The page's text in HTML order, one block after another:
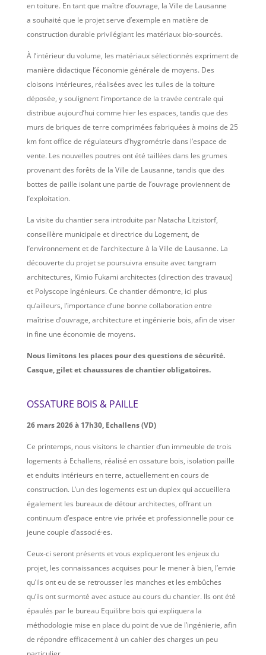
en toiture. En tant que maître d’ouvrage, la Ville de Lausanne
a souhaité que le projet serve d’exemple en matière de
construction durable privilégiant les matériaux bio-sourcés.
À l’intérieur du volume, les matériaux sélectionnés expriment de
manière didactique l’économie générale de moyens. Des
cloisons intérieures, réalisées avec les tuiles de la toiture
déposée, y soulignent l’importance de la travée centrale qui
distribue aujourd’hui comme hier les espaces, tandis que des
murs de briques de terre comprimées fabriquées à moins de 25
km font office de régulateurs d’hygrométrie dans l’espace de
vente. Les nouvelles poutres ont été taillées dans les grumes
provenant des forêts de la Ville de Lausanne, tandis que des
bottes de paille isolant une partie de l’ouvrage proviennent de
l’exploitation.
La visite du chantier sera introduite par Natacha Litzistorf,
conseillère municipale et directrice du Logement, de
l’environnement et de l’architecture à la Ville de Lausanne. La
découverte du projet se poursuivra ensuite avec tangram
architectures, Kimio Fukami architectes (direction des travaux)
et Polyscope Ingénieurs. Ce chantier démontre, ici plus
qu’ailleurs, l’importance d’une bonne collaborationentre
maîtrise d’ouvrage, architecture et ingénierie bois, afin de viser
in fine une économie de moyens.
Nous limitons les places pour des questions de sécurité.
Casque, gilet et chaussures de chantier obligatoires.
OSSATURE BOIS & PAILLE
26 mars 2026 à 17h30, Echallens (VD)
Ce printemps, nous visitons le chantier d’un immeuble de trois
logements à Echallens, réalisé en ossature bois, isolation paille
et enduits intérieurs en terre, actuellement en cours de
construction. L’un des logements est un duplex qui accueillera
également les bureaux de détour architectes, offrant un
continuum d’espace entre vie privée et professionnelle pour ce
jeune couple d’associé·es.
Ceux-ci seront présents et vous expliqueront les enjeux du
projet, les connaissances acquises pour le mener à bien, l’envie
qu’ils ont eu de se retrousser les manches et les embûches
qu’ils ont surmonté avec astuce au cours du chantier. Ils ont été
épaulés par le bureau Equilibre bois qui expliquera la
méthodologie mise en place du point de vue de l’ingénierie, afin
de répondre efficacement à un cahier des charges un peu